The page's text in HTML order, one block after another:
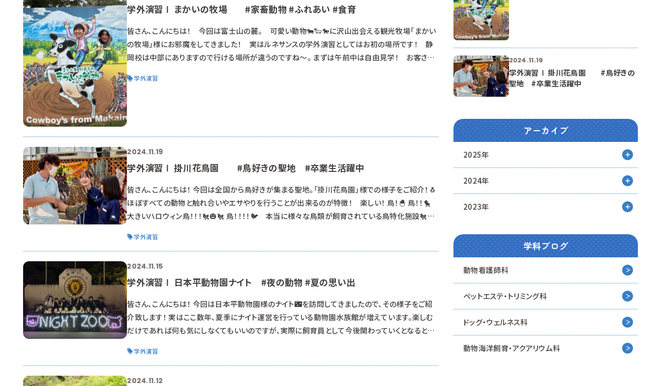
学外演習Ⅰ まかいの牧場 #家畜動物 #ふれあい #食育
皆さん、こんにちは！ 今回は富士山の麓。 可愛い動物🐄🐑🐎に沢山出会える観光牧場「まかい
の牧場」様にお邪魔をしてきました！ 実はルネサンスの学外演習としてはお初の場所です！ 静
岡校は中部にありますので行ける場所が違うのですね～。 まずは午前中は自由見学！ お客さん
をしてもお勉強できるということか…👀 みんな大好きモルモット。本校に入学するとほぼ全てがモ
学外演習
2024.11.19
学外演習Ⅰ 掛川花鳥園 #鳥好きの聖地 #卒業生活躍中
皆さん、こんにちは！ 今回は全国から鳥好きが集まる聖地。「掛川花鳥園」様での様子をご紹介！🐧
ほぼすべての動物と触れ合いやエサやりを行うことが出来るのが特徴！ 楽しい！ 鳥！🐣 鳥！！🐤
大きいハロウィン鳥！！！🐔🎃🐔 鳥！！！！🐦 本当に様々な鳥類が飼育されている鳥特化施設🐔に
食べながら学びます ;-) そして、何より掛川花鳥園様はイベントやショー👀が豊富！ 将来、動物
学外演習
2024.11.15
学外演習Ⅰ 日本平動物園ナイト #夜の動物 #夏の思い出
皆さん、こんにちは！ 今回は日本平動物園様のナイト🌃を訪問してきましたので、その様子をご紹
介致します！ 実はここ数年、夏季にナイト運営を行っている動物園水族館が増えています。楽しむ
だけであれば何も気にしなくてもいいのですが、実際に飼育員として今後関わっていくとなると
どのようなことを気にしなければいけないのか？ 今回はそんな疑問に気付く、そして理解する時間
学外演習
2024.11.12
2024.11.19
学外演習Ⅰ 掛川花鳥園 #鳥好きの
聖地 #卒業生活躍中
アーカイブ
2025年
2024年
2023年
学科ブログ
動物看護師科
ペットエステ・トリミング科
ドッグ・ウェルネス科
動物海洋飼育・アクアリウム科